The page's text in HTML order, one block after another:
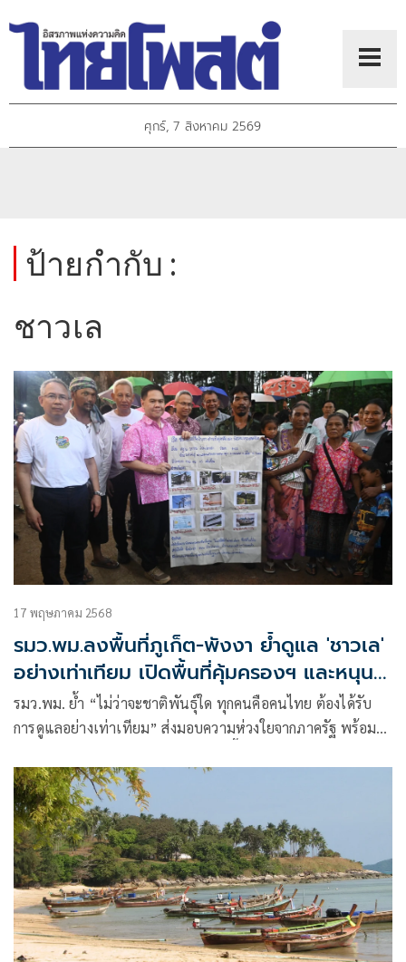
ศุกร์, 7 สิงหาคม 2569
ป้ายกำกับ :
ชาวเล
17 พฤษภาคม 2568
รมว.พม.ลงพื้นที่ภูเก็ต-พังงา ย้ำดูแล 'ชาวเล'
อย่างเท่าเทียม เปิดพื้นที่คุ้มครองฯ และหนุน
ชุมชนเข้มแข็ง
รมว.พม. ย้ำ “ไม่ว่าจะชาติพันธุ์ใด ทุกคนคือคนไทย ต้องได้รับ
การดูแลอย่างเท่าเทียม” ส่งมอบความห่วงใยจากภาครัฐ พร้อม
ขณะ พอช. ชี้การพัฒนาแบบมีส่วนร่วมคือหัวใจของความยั่งยืน
พร้อมหนุนโครงการบ้านมั่นคง-พัฒนาอาชีพ